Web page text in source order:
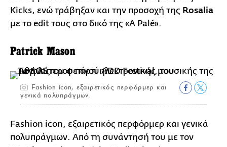
Κicks, ενώ τράβηξαν και την προσοχή της Rosalia
με το edit τους στο δικό της «A Palé».
Patrick Mason
Fashion icon, εξαιρετικός περφόρμερ και
γενικά πολυπράγμων.
Fashion icon, εξαιρετικός περφόρμερ και γενικά
πολυπράγμων. Από τη συνάντησή του με τον